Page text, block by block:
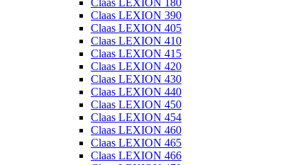
Claas LEXION 180
Claas LEXION 390
Claas LEXION 405
Claas LEXION 410
Claas LEXION 415
Claas LEXION 420
Claas LEXION 430
Claas LEXION 440
Claas LEXION 450
Claas LEXION 454
Claas LEXION 460
Claas LEXION 465
Claas LEXION 466